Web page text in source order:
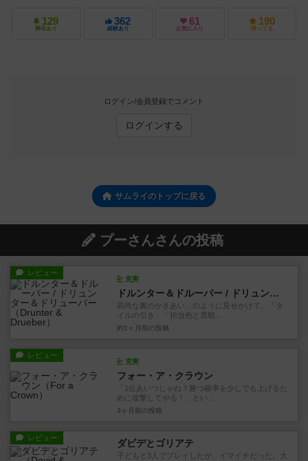
129
興味あり
362
経験あり
61
お気に入り
190
持ってる
ログイン/会員登録でコメント
ログインする
サムライのトップに戻る
プーさんさんの投稿
レビュー
充実
ドルンター＆ドルーバー / ドリュンター＆ドリューバー
高尚な裏のかきあい…のように見せかけて、「タ
イルの引き」「担当色と席順...
約1ヶ月前 の投稿
レビュー
充実
フォー・ア・クラウン
「1位あいつじゃね？勝つ確率を少しでも上げるた
めに攻撃してやる！」とい...
3ヶ月前 の投稿
レビュー ダビデとゴリアテ
子どもと3人でプレイしたが、イマイチだった。大